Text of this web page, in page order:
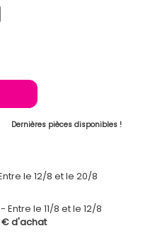
Dernières pièces disponibles !
le 12/8 et le 20/8
Entre le 11/8 et le 12/8
€ d'achat